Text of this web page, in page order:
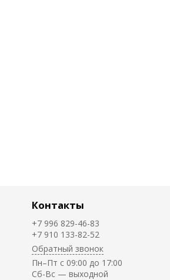
Контакты
+7 996 829-46-83
+7 910 133-82-52
Обратный звонок
Пн–Пт с 09:00 до 17:00
Cб-Вс — выходной